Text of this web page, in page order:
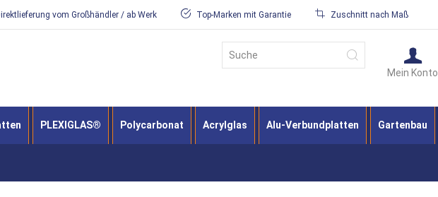
vom Großhändler / ab Werk Top-Marken mit Garantie Zuschnitt nach Maß
Mein Konto
Suche
PLEXIGLAS® Polycarbonat Acrylglas Alu-Verbundplatten Gartenbau